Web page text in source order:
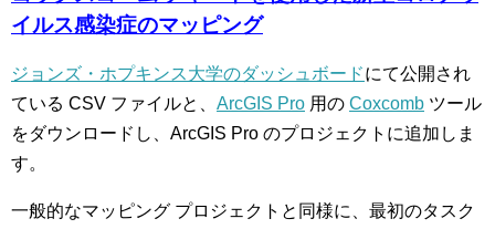
イルス感染症のマッピング
ジョンズ・ホプキンス大学のダッシュボードにて公開され
ている CSV ファイルと、 ArcGIS Pro 用の Coxcomb ツール
をダウンロードし、ArcGIS Pro のプロジェクトに追加しま
す。
一般的なマッピング プロジェクトと同様に、最初のタスク